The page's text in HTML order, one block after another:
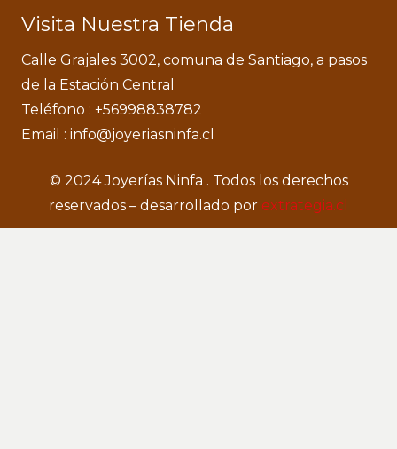
Visita Nuestra Tienda
Calle Grajales 3002, comuna de Santiago, a pasos
de la Estación Central
Teléfono : +56998838782
Email : info@joyeriasninfa.cl
© 2024 Joyerías Ninfa . Todos los derechos
reservados – desarrollado por extrategia.cl